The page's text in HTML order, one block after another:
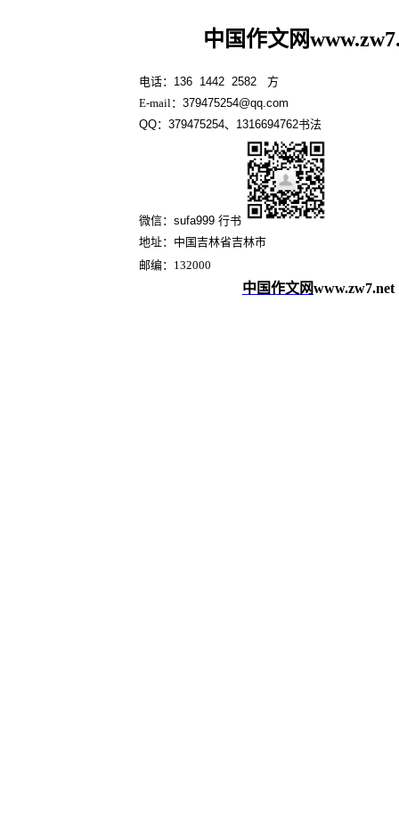
中国作文网www.
电话：136 1442 2582 方
E-mail： 379475254@qq.com
QQ：379475254、1316694762书法
微信：sufa999 行书
地址： 中国吉林省吉林市
邮编：132000
中国作文网www.zw7.net